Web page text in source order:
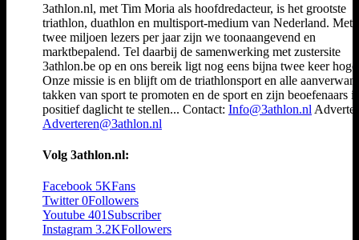
3athlon.nl, met Tim Moria als hoofdredacteur, is het grootste
triathlon, duathlon en multisport-medium van Nederland. Met
twee miljoen lezers per jaar zijn we toonaangevend en
marktbepalend. Tel daarbij de samenwerking met zustersite
3athlon.be op en ons bereik ligt nog eens bijna twee keer
Onze missie is en blijft om de triathlonsport en alle
takken van sport te promoten en de sport en zijn beoefenaars
positief daglicht te stellen... Contact: Info@3athlon.nl
Adverteren@3athlon.nl
Volg 3athlon.nl:
Facebook 5KFans
Twitter 0Followers
Youtube 401 Subscriber
Instagram 3.2KFollowers